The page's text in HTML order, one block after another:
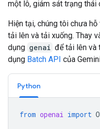
một lô, giám sát trạng thái
Hiện tại, chúng tôi chưa
tải lên và tải xuống. Thay
dụng genai để tải lên và
dụng Batch API của
Python
from openai import